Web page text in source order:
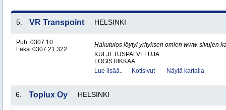
5. VR Transpoint HELSINKI
Puh. 0307 10
Faksi 0307 21 322
Hakutulos löytyi yrityksen omien www-sivujen
KULJETUSPALVELUJA
LOGISTIIKKAA
Lue lisää..
Kotisivut Näytä kartalla
6. Toplux Oy HELSINKI